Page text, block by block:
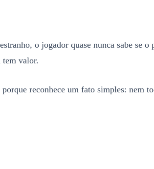
o jogador quase nunca sabe se
tem valor.
reconhece um fato simples: nem